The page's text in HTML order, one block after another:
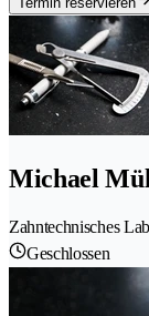
Michael
Zahntechnisches
Geschlossen